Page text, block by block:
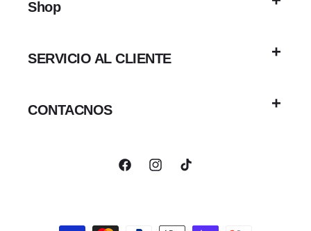
Shop
SERVICIO AL CLIENTE
CONTACNOS
FacebookInstagramTikTok